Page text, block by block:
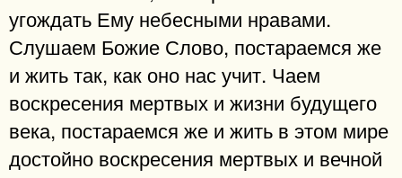
угождать Ему небесными нравами.
Слушаем Божие Слово, постараемся же
и жить так, как оно нас учит. Чаем
воскресения мертвых и жизни будущего
века, постараемся же и жить в этом мире
достойно воскресения мертвых и вечной